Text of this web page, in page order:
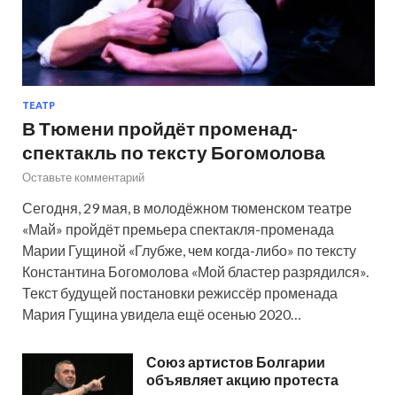
ТЕАТР
В Тюмени пройдёт променад-
спектакль по тексту Богомолова
Оставьте комментарий
Сегодня, 29 мая, в молодёжном тюменском театре
«Май» пройдёт премьера спектакля-променада
Марии Гущиной «Глубже, чем когда-либо» по тексту
Константина Богомолова «Мой бластер разрядился».
Текст будущей постановки режиссёр променада
Мария Гущина увидела ещё осенью 2020…
Союз артистов Болгарии
объявляет акцию протеста